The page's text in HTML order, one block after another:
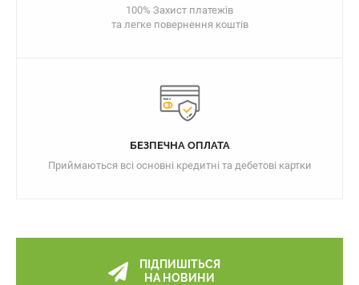
100% Захист платежів
та легке повернення коштів
БЕЗПЕЧНА ОПЛАТА
Приймаються всі основні кредитні та дебетові картки
ПІДПИШІТЬСЯ
НА НОВИНИ